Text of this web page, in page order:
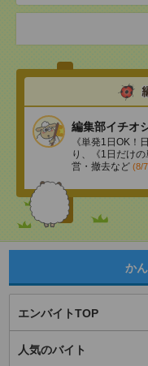
編集部イチオ
《単発1日OK！
り、《1日だけ
営・撤去など (8/
か
エンバイトTOP
人気のバイト